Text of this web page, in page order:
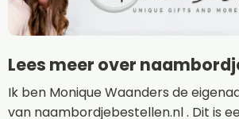
Lees meer over
Ik ben Monique Waanders de
van naambordjebestellen.nl . Dit is